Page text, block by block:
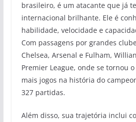
brasileiro, é um atacante que já
internacional brilhante. Ele é
habilidade, velocidade e
Com passagens por grandes
Chelsea, Arsenal e Fulham,
Premier League, onde se tornou
mais jogos na história do
327 partidas.
Além disso, sua trajetória inclui